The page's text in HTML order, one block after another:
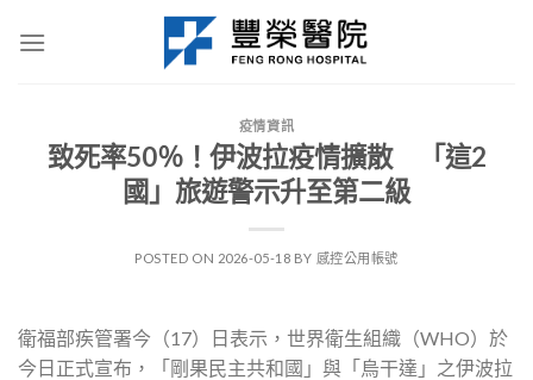
疫情資訊
致死率50％！伊波拉疫情擴散 「這2
國」旅遊警示升至第二級
POSTED ON 2026-05-18 BY 感控公用帳號
衛福部疾管署今（17）日表示，世界衛生組織（WHO）於
今日正式宣布，「剛果民主共和國」與「烏干達」之伊波拉